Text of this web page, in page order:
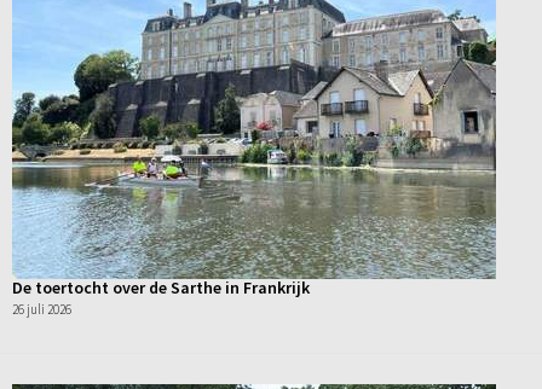
De toertocht over de Sarthe in Frankrijk
26 juli 2026